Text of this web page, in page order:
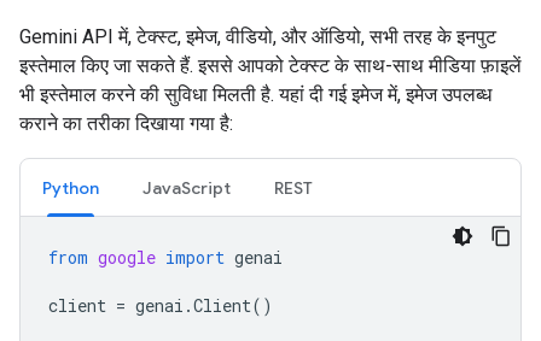
Gemini API में, टेक्स्ट, इमेज, वीडियो, और ऑडियो, सभी तरह के इनपुट
इस्तेमाल किए जा सकते हैं. इससे आपको टेक्स्ट के साथ-साथ मीडिया फ़ाइलें
भी इस्तेमाल करने की सुविधा मिलती है. यहां दी गई इमेज में, इमेज उपलब्ध
कराने का तरीका दिखाया गया है:
Python JavaScript REST
from google import genai
client = genai .Client()